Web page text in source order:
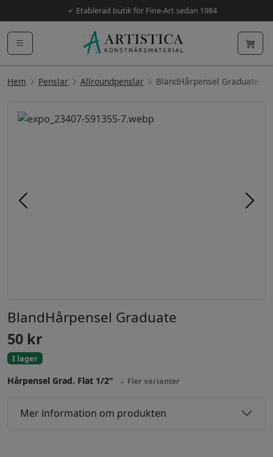
Etablerad butik för Fine-Art sedan 1984
Hem Penslar Allroundpenslar BlandHårpensel Graduate
Föregående
BlandHårpensel Graduate
50 kr
I lager
Hårpensel Grad. Flat 1/2" Fler varianter
Mer information om produkten